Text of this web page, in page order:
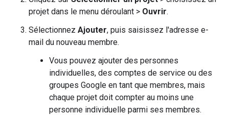
projet dans le menu déroulant > Ouvrir.
Sélectionnez Ajouter, puis saisissez l'adresse e-
mail du nouveau membre.
Vous pouvez ajouter des personnes
individuelles, des comptes de service ou des
groupes Google en tant que membres, mais
chaque projet doit compter au moins une
personne individuelle parmi ses membres.